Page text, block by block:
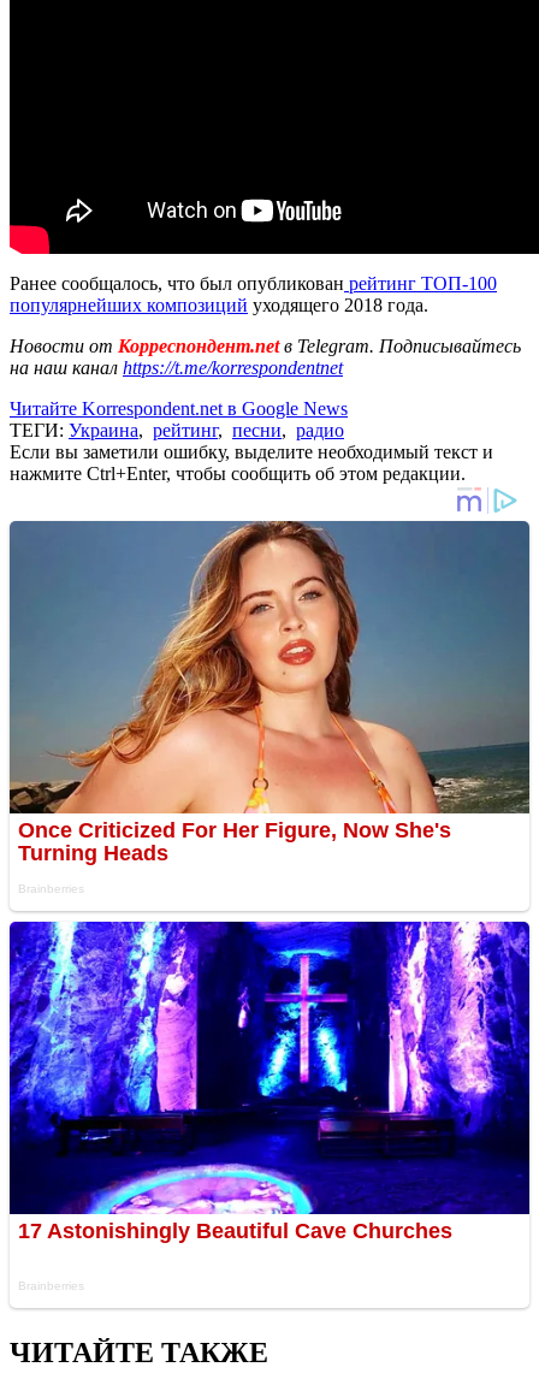
Ранее сообщалось, что был опубликован рейтинг ТОП-100
популярнейших композиций уходящего 2018 года.
Новости от Корреспондент.netв Telegram. Подписывайтесь
на наш канал https://t.me/korrespondentnet
Читайте Korrespondent.net в Google News
ТЕГИ: Украина, рейтинг, песни, радио
Если вы заметили ошибку, выделите необходимый текст и
нажмите Ctrl+Enter, чтобы сообщить об этом редакции.
ЧИТАЙТЕ ТАКЖЕ